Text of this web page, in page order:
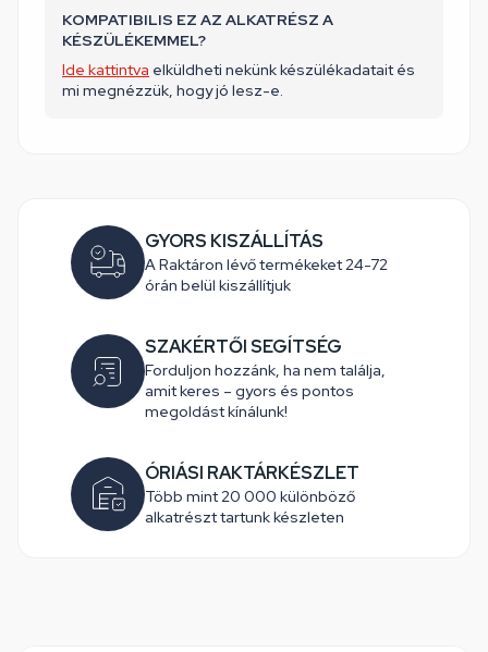
KOMPATIBILIS EZ AZ ALKATRÉSZ A
KÉSZÜLÉKEMMEL?
Ide kattintva elküldheti nekünk készülékadatait és
mi megnézzük, hogy jó lesz-e.
GYORS KISZÁLLÍTÁS
A Raktáron lévő termékeket 24-72
órán belül kiszállítjuk
SZAKÉRTŐI SEGÍTSÉG
Forduljon hozzánk, ha nem találja,
amit keres – gyors és pontos
megoldást kínálunk!
ÓRIÁSI RAKTÁRKÉSZLET
Több mint 20 000 különböző
alkatrészt tartunk készleten